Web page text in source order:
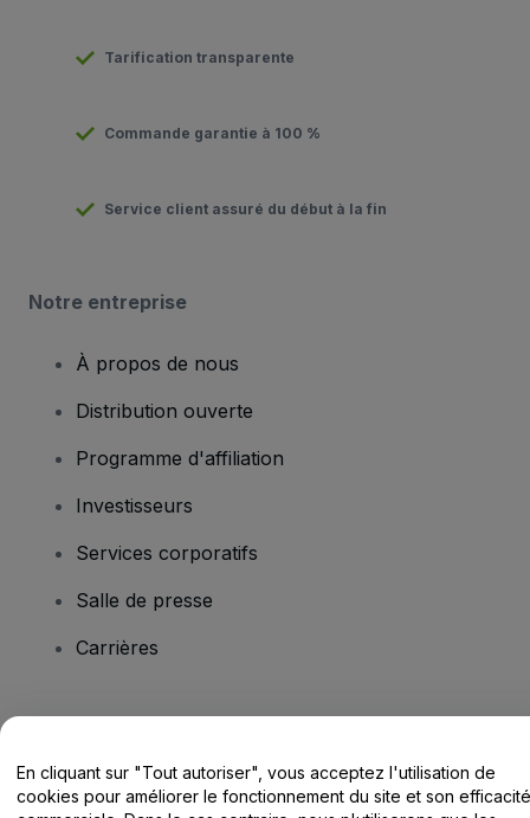
Tarification transparente
Commande garantie à 100 %
Service client assuré du début à la fin
Notre entreprise
À propos de nous
Distribution ouverte
Programme d'affiliation
Investisseurs
Services corporatifs
Salle de presse
Carrières
Centre d'assistance / Nous contacter
En cliquant sur "Tout autoriser", vous acceptez l'utilisation de
cookies pour améliorer le fonctionnement du site et son efficacité